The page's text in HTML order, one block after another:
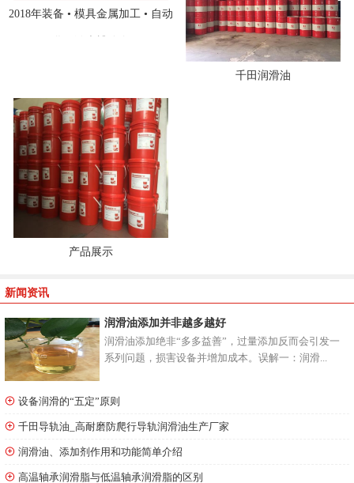
2018年装备 • 模具金属加工 • 自动
千田润滑油
产品展示
新闻资讯
润滑油添加并非越多越好
润滑油添加绝非“多多益善”，过量添加反而会引发一
系列问题，损害设备并增加成本。误解一：润滑...
设备润滑的“五定”原则
千田导轨油_高耐磨防爬行导轨润滑油生产厂家
润滑油、添加剂作用和功能简单介绍
高温轴承润滑脂与低温轴承润滑脂的区别